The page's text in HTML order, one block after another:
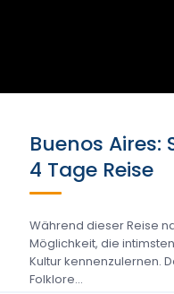
Buenos Aires:
4 Tage Reise
Während dieser Reise
Möglichkeit, die
Kultur kennenzulernen.
Folklore...